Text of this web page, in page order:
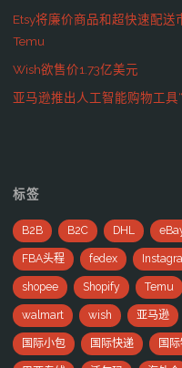
Etsy将廉价商品和超快速配
Temu
Wish欲售价1.73亿美元
亚马逊推出人工智能购物工具
标签
B2B B2C DHL
FBA头程 fedex
shopee Shopify Temu
walmart wish 亚马逊
国际小包 国际快递 国